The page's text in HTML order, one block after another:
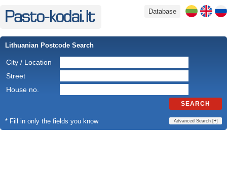
Database
Lithuanian Postcode Search
City / Location
Street
House no.
SEARCH
* Fill in only the fields you know Advanced Search [+]